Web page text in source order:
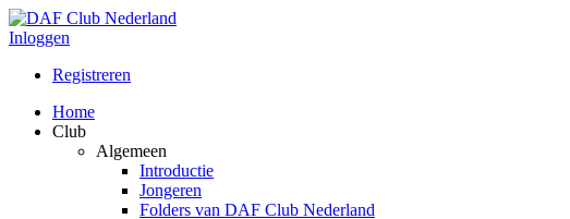
Inloggen
Registreren
Home
Club
Algemeen
Introductie
Jongeren
Folders van DAF Club Nederland